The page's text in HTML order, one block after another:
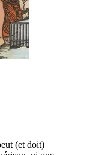
(et doit)